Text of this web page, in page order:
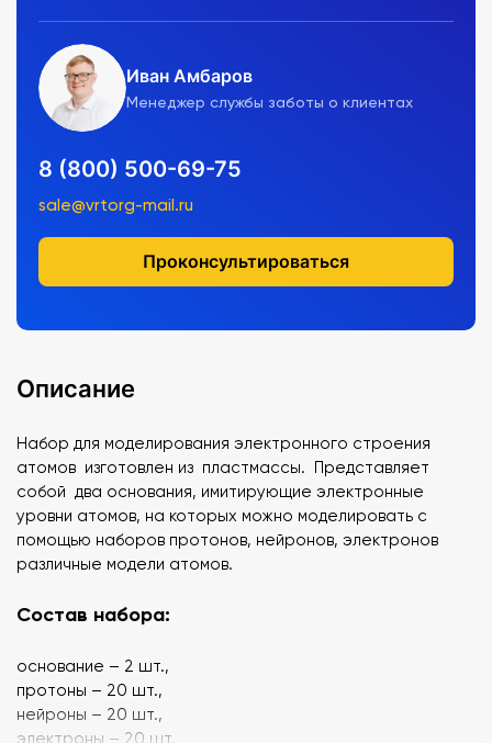
Иван Амбаров
Менеджер службы заботы о клиентах
8 (800) 500-69-75
sale@vrtorg-mail.ru
Проконсультироваться
Описание
Набор для моделирования электронного строения
атомов изготовлен из пластмассы. Представляет
собой два основания, имитирующие электронные
уровни атомов, на которых можно моделировать с
помощью наборов протонов, нейронов, электронов
различные модели атомов.
Состав набора:
основание – 2 шт.,
протоны – 20 шт.,
нейроны – 20 шт.,
электроны – 20 шт.